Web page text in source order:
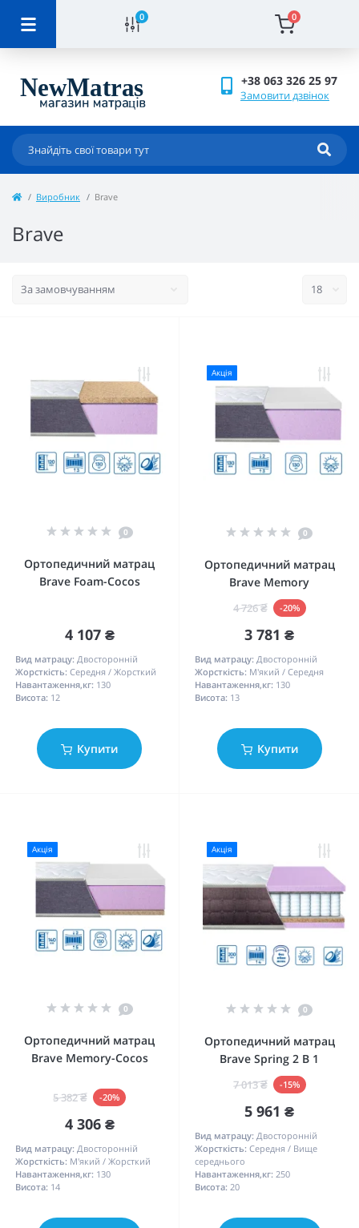
0 0
+38 063 326 25 97
Замовити дзвінок
Виробник Brave
Brave
0
Ортопедичний матрац
Brave Foam-Cocos
4 107 ₴
Вид матрацу: Двосторонній
Жорсткість: Середня / Жорсткий
Навантаження,кг: 130
Висота: 12
Купити
Акція
0
Ортопедичний матрац
Brave Memory
4 726 ₴ -20%
3 781 ₴
Вид матрацу: Двосторонній
Жорсткість: М'який / Середня
Навантаження,кг: 130
Висота: 13
Купити
Акція
0
Ортопедичний матрац
Brave Memory-Cocos
5 382 ₴ -20%
4 306 ₴
Вид матрацу: Двосторонній
Жорсткість: М'який / Жорсткий
Навантаження,кг: 130
Висота: 14
Акція
0
Ортопедичний матрац
Brave Spring 2 В 1
7 013 ₴ -15%
5 961 ₴
Вид матрацу: Двосторонній
Жорсткість: Середня / Вище
середнього
Навантаження,кг: 250
Висота: 20